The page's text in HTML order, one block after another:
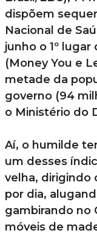
dispõem
Nacional de
junho o 1º
(Money You e
metade da
governo (94
o Ministério do
Aí, o humilde
um desses
velha, dirigindo
por dia,
gambirando no
móveis de